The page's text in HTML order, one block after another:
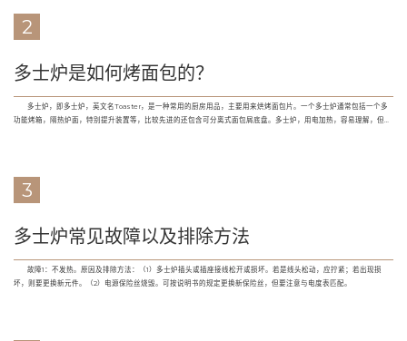
2
多士炉是如何烤面包的？
多士炉，即多士炉，英文名Toaster，是一种常用的厨房用品，主要用来烘烤面包片。一个多士炉通常包括一个多
功能烤箱，隔热炉面，特别提升装置等，比较先进的还包含可分离式面包屑底盘。多士炉，用电加热，容易理解，但
3
多士炉常见故障以及排除方法
故障1：不发热。原因及排除方法：（1）多士炉插头或插座接线松开或损坏。若是线头松动，应拧紧；若出现损
坏，则要更换新元件。（2）电源保险丝烧毁。可按说明书的规定更换新保险丝，但要注意与电度表匹配。